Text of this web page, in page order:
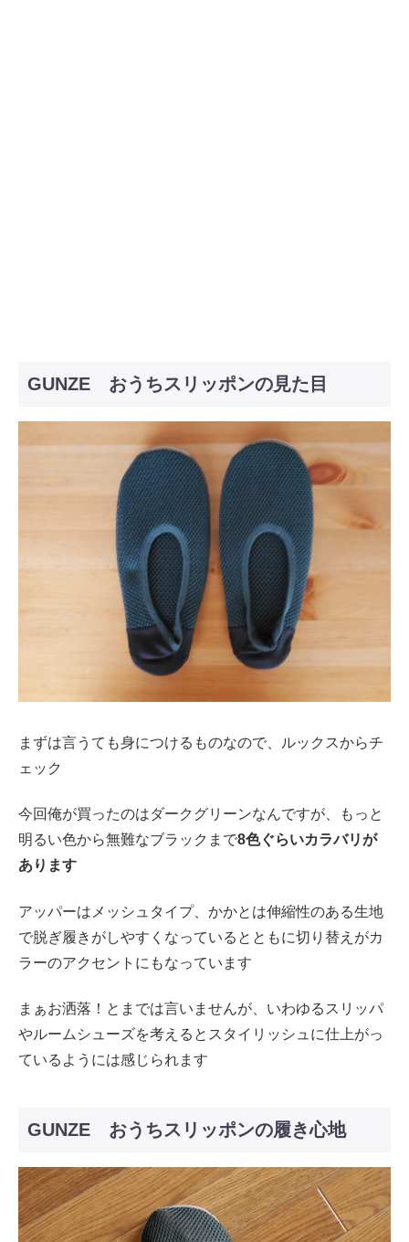
GUNZE おうちスリッポンの見た目
まずは言うても身につけるものなので、ルックスからチ
ェック
今回俺が買ったのはダークグリーンなんですが、もっと
明るい色から無難なブラックまで8色ぐらいカラバリが
あります
アッパーはメッシュタイプ、かかとは伸縮性のある生地
で脱ぎ履きがしやすくなっているとともに切り替えがカ
ラーのアクセントにもなっています
まぁお洒落！とまでは言いませんが、いわゆるスリッパ
やルームシューズを考えるとスタイリッシュに仕上がっ
ているようには感じられます
GUNZE おうちスリッポンの履き心地